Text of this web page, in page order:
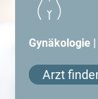
Gynäkologie
Arzt